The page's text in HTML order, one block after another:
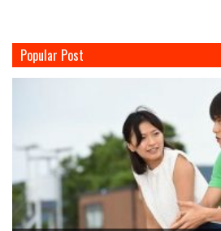
Popular Post